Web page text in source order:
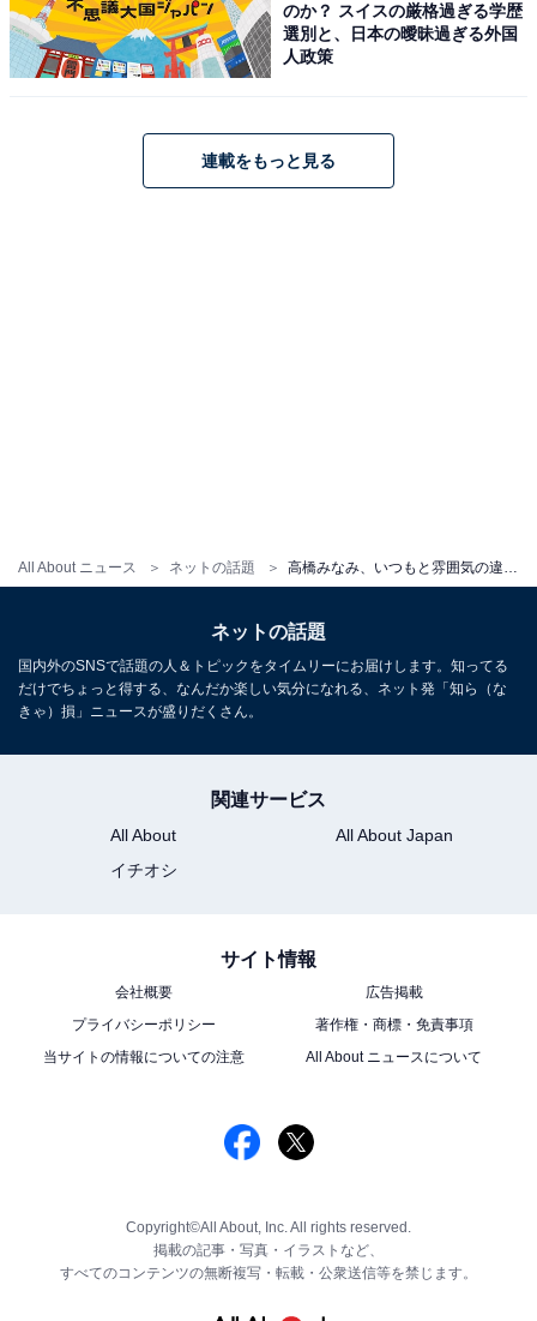
All About ニュース ネットの話題
のか？ スイスの厳格過ぎる学歴
選別と、日本の曖昧過ぎる外国
人政策
連載をもっと見る
ネットの話題
国内外のSNSで話題の人＆トピックをタイムリーにお届けします。知ってる
だけでちょっと得する、なんだか楽しい気分になれる、ネット発「知ら（な
きゃ）損」ニュースが盛りだくさん。
関連サービス
All About
All About Japan
イチオシ
サイト情報
会社概要
広告掲載
プライバシーポリシー
著作権・商標・免責事項
当サイトの情報についての注意
All About ニュースについて
Copyright©All About, Inc. All rights reserved.
掲載の記事・写真・イラストなど、
すべてのコンテンツの無断複写・転載・公衆送信等を禁じます。